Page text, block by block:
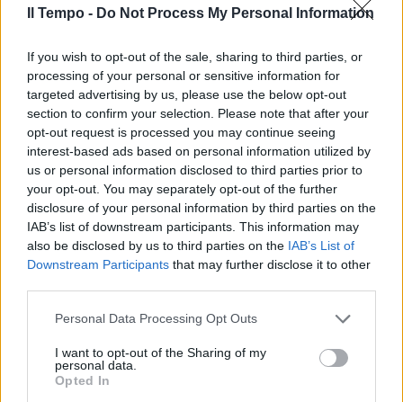
Il Tempo - Do Not Process My Personal Information
If you wish to opt-out of the sale, sharing to third parties, or
processing of your personal or sensitive information for
targeted advertising by us, please use the below opt-out
section to confirm your selection. Please note that after your
opt-out request is processed you may continue seeing
interest-based ads based on personal information utilized by
us or personal information disclosed to third parties prior to
your opt-out. You may separately opt-out of the further
disclosure of your personal information by third parties on the
IAB’s list of downstream participants. This information may
also be disclosed by us to third parties on the IAB’s List of
Downstream Participants that may further disclose it to other
Personal Data Processing Opt Outs
I want to opt-out of the Sharing of my
personal data.
Opted In
ASCOLTI TV
Clerici regina indiscussa e
"Quarto Grado" piace, Amadeus
non decolla
23/11/2024
ASCOLTI TV
Clerici trionfa e Quarto Grado
piace. Chi vola nel pomeriggio
INTERVENTO ALLE OVAIE
Antonella Clerici torna a casa.